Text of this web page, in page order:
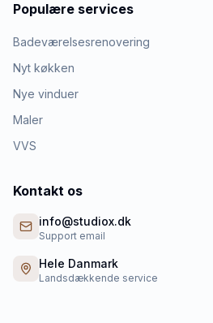
Populære services
Badeværelsesrenovering
Nyt køkken
Nye vinduer
Maler
VVS
Kontakt os
info@studiox.dk
Support email
Hele Danmark
Landsdækkende service